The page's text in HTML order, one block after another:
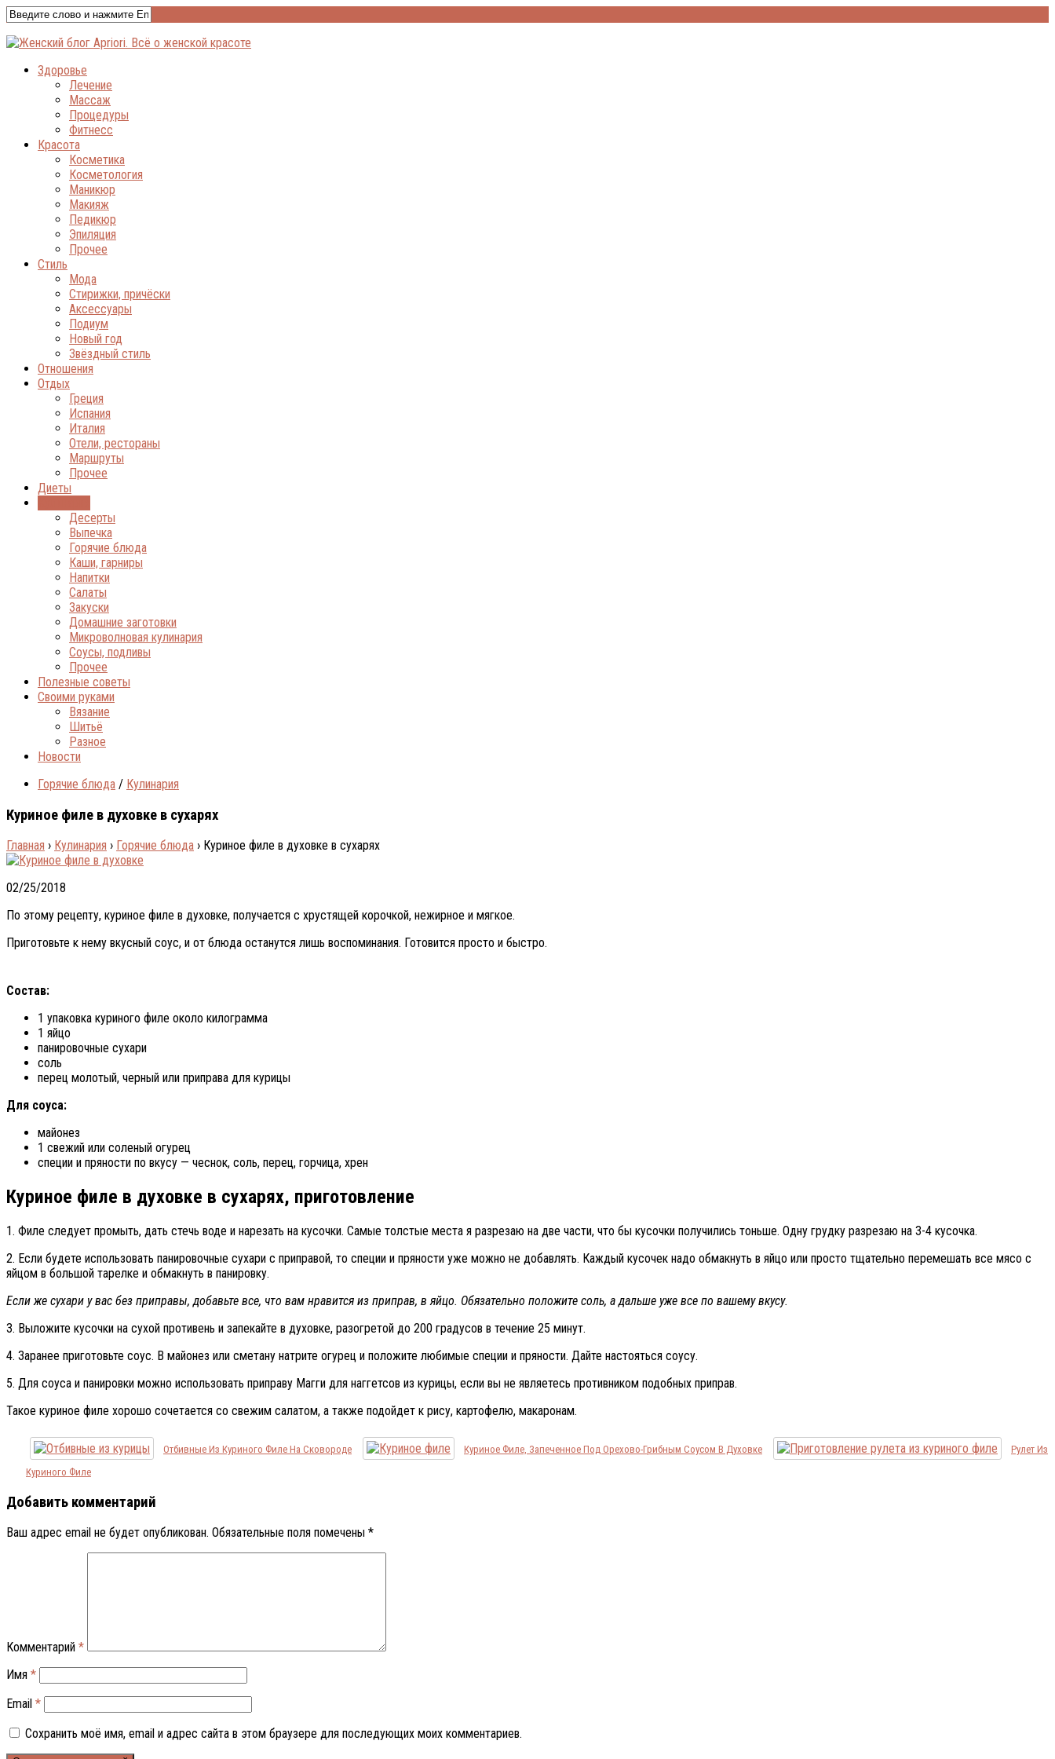
Здоровье
Лечение
Массаж
Процедуры
Фитнесс
Красота
Косметика
Косметология
Маникюр
Макияж
Педикюр
Эпиляция
Прочее
Стиль
Мода
Стирижки, причёски
Аксессуары
Подиум
Новый год
Звёздный стиль
Отношения
Отдых
Греция
Испания
Италия
Отели, рестораны
Маршруты
Прочее
Диеты
Десерты
Выпечка
Горячие блюда
Каши, гарниры
Напитки
Салаты
Закуски
Домашние заготовки
Микроволновая кулинария
Соусы, подливы
Прочее
Полезные советы
Своими руками
Вязание
Шитьё
Разное
Новости
Горячие блюда / Кулинария
Куриное филе в духовке в сухарях
Главная › Кулинария › Горячие блюда › Куриное филе в духовке в сухарях
02/25/2018
По этому рецепту, куриное филе в духовке, получается с хрустящей корочкой, нежирное и мягкое.
Приготовьте к нему вкусный соус, и от блюда останутся лишь воспоминания. Готовится просто и быстро.
Состав:
1 упаковка куриного филе около килограмма
1 яйцо
панировочные сухари
соль
перец молотый, черный или приправа для курицы
Для соуса:
майонез
1 свежий или соленый огурец
специи и пряности по вкусу — чеснок, соль, перец, горчица, хрен
Куриное филе в духовке в сухарях, приготовление
1. Филе следует промыть, дать стечь воде и нарезать на кусочки. Самые толстые места я разрезаю на две части, что бы кусочки получились тоньше. Одну грудку разрезаю на 3-4 кусочка.
2. Если будете использовать панировочные сухари с приправой, то специи и пряности уже можно не добавлять. Каждый кусочек надо обмакнуть в яйцо или просто тщательно перемешать все мясо с
яйцом в большой тарелке и обмакнуть в панировку.
Если же сухари у вас без приправы, добавьте все, что вам нравится из приправ, в яйцо. Обязательно положите соль, а дальше уже все по вашему вкусу.
3. Выложите кусочки на сухой противень и запекайте в духовке, разогретой до 200 градусов в течение 25 минут.
4. Заранее приготовьте соус. В майонез или сметану натрите огурец и положите любимые специи и пряности. Дайте настояться соусу.
5. Для соуса и панировки можно использовать приправу Магги для наггетсов из курицы, если вы не являетесь противником подобных приправ.
Такое куриное филе хорошо сочетается со свежим салатом, а также подойдет к рису, картофелю, макаронам.
Отбивные Из Куриного Филе На Сковороде Куриное Филе, Запеченное Под Орехово-Грибным Соусом В Духовке
Рулет Из
Куриного Филе
Добавить комментарий
Ваш адрес email не будет опубликован. Обязательные поля помечены *
Комментарий *
Имя *
Email *
Сохранить моё имя, email и адрес сайта в этом браузере для последующих моих комментариев.